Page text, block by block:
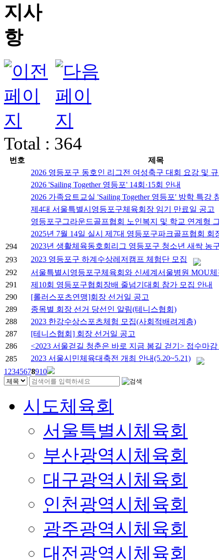
Total : 364
번호
제목
2026 영등포구 동호인 리그전 여성축구 대회 요강 및
2026 'Sailing Together 영등포' 14회·15회 안내
2026 가족요트교실 'Sailing Together 영등포' 방학 특
제4대 서울특별시영등포구체육회장 임기 만료일 공고
영등포구그라운드골프협회 노인복지 및 학교 연계형
2025년 7월 14일 실시 제7대 영등포구파크골프협회 회
294
2023년 생활체육동호회리그 영등포구 청소년 새싹 농
293
2023 영등포구 하계수상레저캠프 체험단 모집
292
서울특별시영등포구체육회와 신세계서울병원 MOU체
291
제10회 영등포구협회장배 줄넘기대회 참가 모집 안내
290
[롤러스포츠연맹]회장 선거일 공고
289
종목별 회장 선거 당선인 알림(테니스협회)
288
2023 한강수상스포츠체험 모집(사회적배려계층)
287
[테니스협회] 회장 선거일 공고
286
<2023 서울걷길 청춘은 바로 지금 봄길 걷기> 접수마
285
2023 서울시민체육대축전 개최 안내(5.20~5.21)
1 2345678910
시도체육회
서울특별시체육회
부산광역시체육회
대구광역시체육회
인천광역시체육회
광주광역시체육회
대전광역시체육회